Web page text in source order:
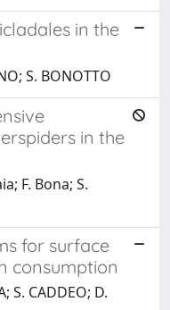
in the
S. BONOTTO
in the
F. Bona; S.
for surface
consumption
S. CADDEO; D.